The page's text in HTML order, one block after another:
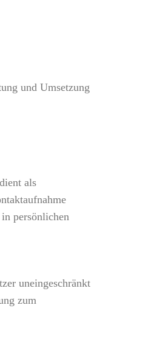
und Umsetzung
als
persönlichen
uneingeschränkt
zum